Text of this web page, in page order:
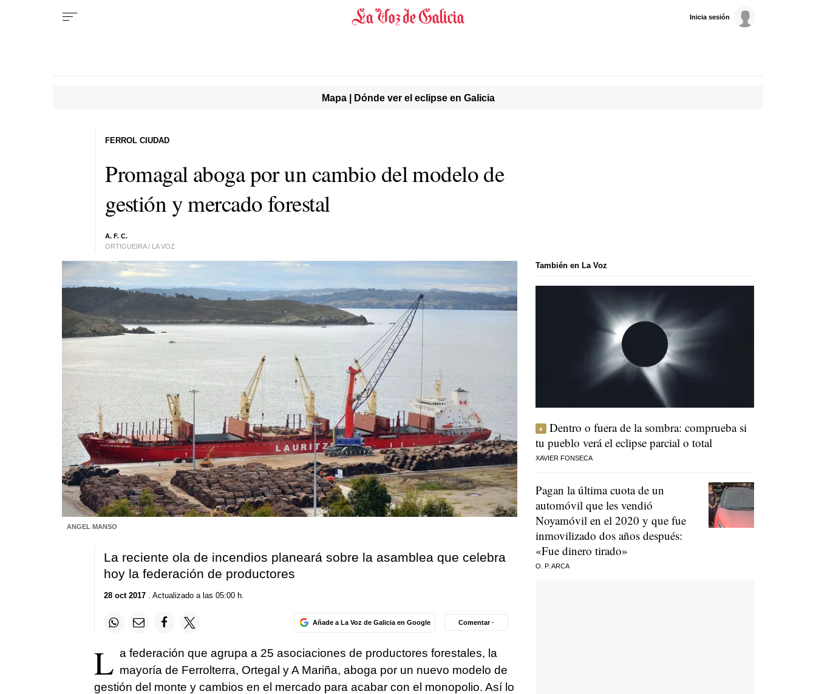
Inicia sesión
Mapa | Dónde ver el eclipse en Galicia
Promagal aboga por un cambio del modelo de
gestión y mercado forestal
A. F. C.
ORTIGUEIRA / LA VOZ
FERROL CIUDAD
ANGEL MANSO
La reciente ola de incendios planeará sobre la asamblea que celebra
hoy la federación de productores
28 oct 2017. Actualizado a las 05:00 h.
Añade a La Voz de Galicia en Google Comentar ·
L a federación que agrupa a 25 asociaciones de productores forestales, la
mayoría de Ferrolterra, Ortegal y A Mariña, aboga por un nuevo modelo de
gestión del monte y cambios en el mercado para acabar con el monopolio. Así lo
También en La Voz
Dentro o fuera de la sombra: comprueba si
tu pueblo verá el eclipse parcial o total
XAVIER FONSECA
Pagan la última cuota de un
automóvil que les vendió
Noyamóvil en el 2020 y que fue
inmovilizado dos años después:
«Fue dinero tirado»
O. P. ARCA